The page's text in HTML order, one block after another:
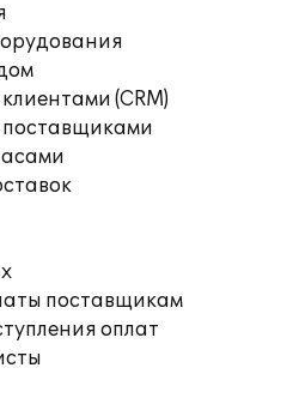
(CRM)
поставщикам
оплат